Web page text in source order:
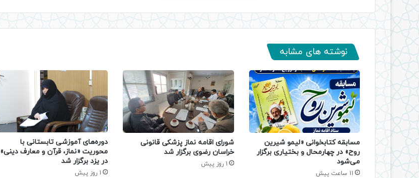
نوشته های مشابه
مسابقه کتابخوانی «لیمو شیرین
روح» در چهارمحال و بختیاری برگزار
می‌شود
11 ساعت پیش
شورای اقامه نماز پزشکی قانونی
خراسان رضوی برگزار شد
1 روز پیش
دوره‌های آموزشی تابستانی با
محوریت «نماز، قرآن و معارف دینی»
در یزد برگزار شد
1 روز پیش